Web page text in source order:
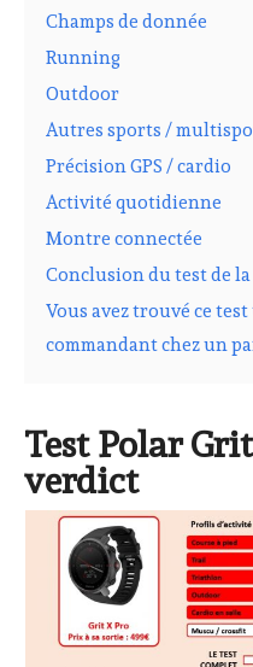
Champs de donnée
Running
Outdoor
Autres sports /
Précision GPS / cardio
Activité quotidienne
Montre connectée
Conclusion du test de
Vous avez trouvé ce
commandant chez un
Test Polar
verdict